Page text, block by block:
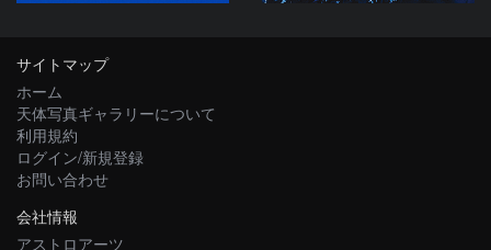
サイトマップ
ホーム
天体写真ギャラリーについて
利用規約
ログイン/新規登録
お問い合わせ
会社情報
アストロアーツ